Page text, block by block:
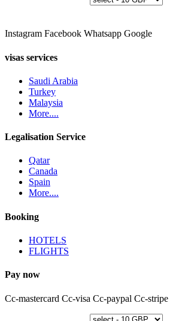
Instagram Facebook Whatsapp Google
visas services
Saudi Arabia
Turkey
Malaysia
More....
Legalisation Service
Qatar
Canada
Spain
More....
Booking
HOTELS
FLIGHTS
Pay now
Cc-mastercard Cc-visa Cc-paypal Cc-stripe